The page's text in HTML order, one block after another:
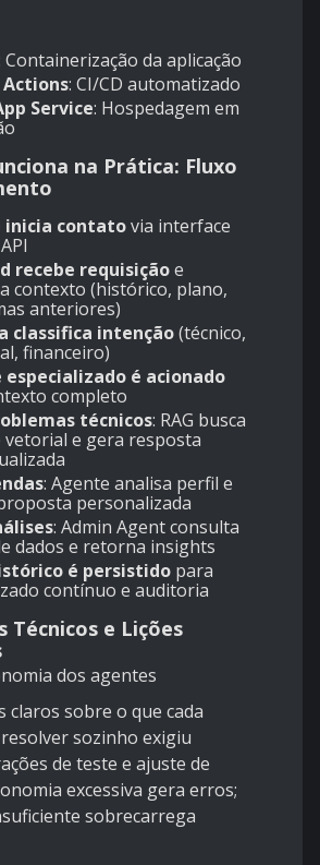
Containerização da aplicação
: CI/CD automatizado
Service: Hospedagem em
na Prática: Fluxo
inicia contatovia interface
recebe requisiçãoe
contexto (histórico, plano,
anteriores)
classifica intenção(técnico,
financeiro)
é acionado
completo
técnicos: RAG busca
vetorial e gera resposta
: Agente analisa perfil e
personalizada
: Admin Agent consulta
dados e retorna insights
é persistido para
contínuo e auditoria
Técnicos e Lições
dos agentes
claros sobre o que cada
sozinho exigiu
de teste e ajuste de
excessiva gera erros;
sobrecarrega